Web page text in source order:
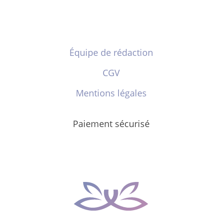
Équipe de rédaction
CGV
Mentions légales
Paiement sécurisé